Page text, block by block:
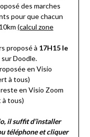
des marches
pour que chacun
(calcul zone
proposé à 17H15 le
Doodle.
en Visio
à tous)
en Visio Zoom
tous)
il suffit d’installer
téléphone et cliquer